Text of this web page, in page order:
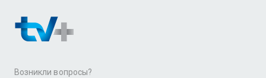
Возникли вопросы?